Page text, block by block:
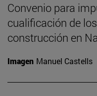
Convenio para
cualificación de
construcción en
Imagen Manuel Castells